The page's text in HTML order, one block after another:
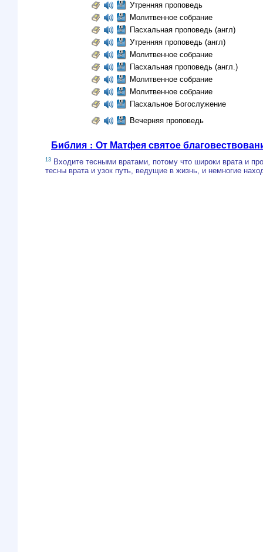
Утренняя проповедь
Молитвенное собрание
Пасхальная проповедь (англ)
Утренняя проповедь (англ)
Молитвенное собрание
Пасхальная проповедь (англ.)
Молитвенное собрание
Молитвенное собрание
Пасхальное Богослужение
Вечерняя проповедь
Библия : От Матфея святое
13 Входите тесными вратами, потому что широки врата и
тесны врата и узок путь, ведущие в жизнь, и немногие